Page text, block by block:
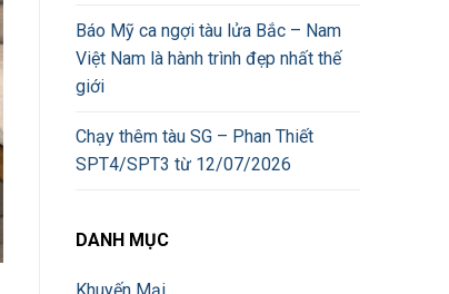
Báo Mỹ ca ngợi tàu lửa Bắc – Nam
Việt Nam là hành trình đẹp nhất thế
giới
Chạy thêm tàu SG – Phan Thiết
SPT4/SPT3 từ 12/07/2026
DANH MỤC